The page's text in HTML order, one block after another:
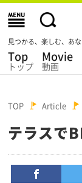
見つかる、楽しむ、あ
Top
トップ
Movie
動画
TOP Article
テラスで